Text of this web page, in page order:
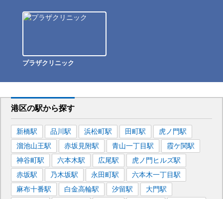
プラザクリニック
港区の駅から探す
新橋駅 品川 駅 浜松町駅 田町駅 虎ノ門駅
溜池山王駅 赤坂見附駅 青山一丁目駅 霞ケ関駅
神谷町駅 六本木駅 広尾駅 虎ノ門ヒルズ駅
赤坂駅 乃木坂駅 永田町駅 六本木一丁目駅
麻布十番駅 白金高輪駅 汐留駅 大門駅